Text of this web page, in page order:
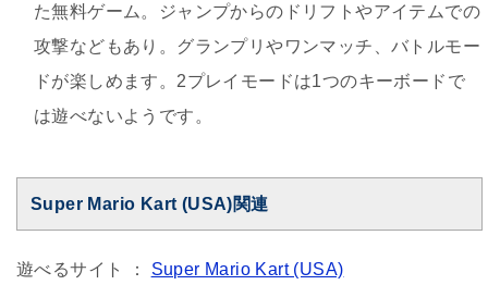
た無料ゲーム。ジャンプからのドリフトやアイテムでの
攻撃などもあり。グランプリやワンマッチ、バトルモー
ドが楽しめます。2プレイモードは1つのキーボードで
は遊べないようです。
Super Mario Kart (USA)関連
遊べるサイト ： Super Mario Kart (USA)